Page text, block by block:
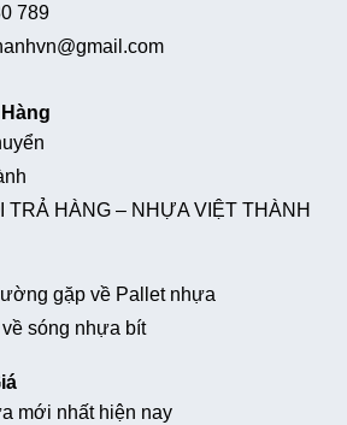
789
TRẢ HÀNG – NHỰA VIỆT THÀNH
gặp về Pallet nhựa
sóng nhựa bít
mới nhất hiện nay